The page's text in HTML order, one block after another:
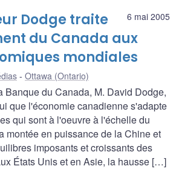
6 mai 2005
Dodge traite
du Canada aux
mondiales
Ottawa (Ontario)
Banque du Canada, M. David Dodge,
que l'économie canadienne s'adapte
qui sont à l'oeuvre à l'échelle du
montée en puissance de la Chine et
imposants et croissants des
États Unis et en Asie, la hausse […]